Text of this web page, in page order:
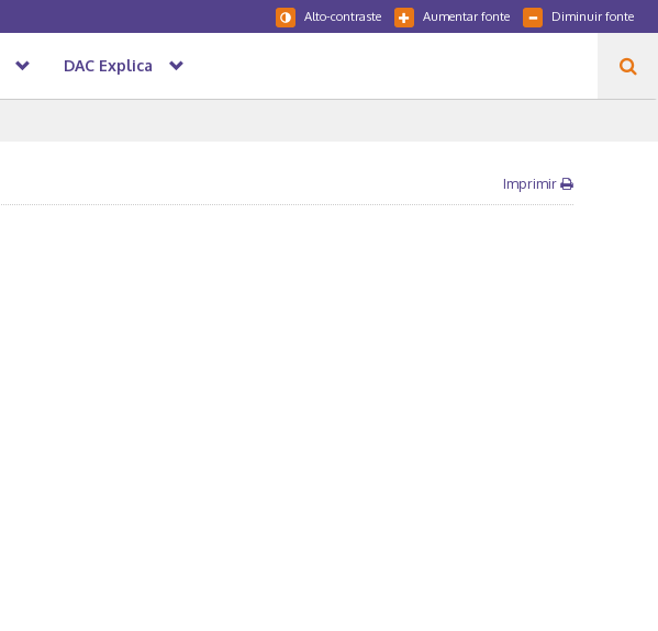
Diminuir fonte
Aumentar fonte
Alto-contraste
DAC Explica
Imprimir